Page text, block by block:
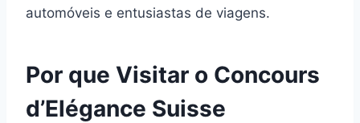
automóveis e entusiastas de viagens.
Por que Visitar o Concours
d’Elégance Suisse